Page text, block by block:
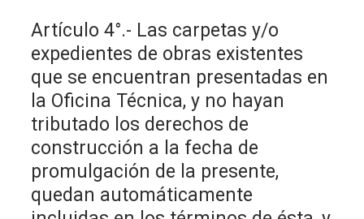
Artículo 4°.- Las carpetas y/o
expedientes de obras existentes
que se encuentran presentadas en
la Oficina Técnica, y no hayan
tributado los derechos de
construcción a la fecha de
promulgación de la presente,
quedan automáticamente